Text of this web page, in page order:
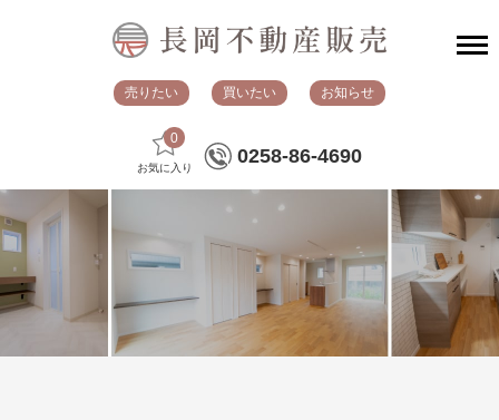
売りたい 買いたい お知らせ
0
お気に入り
0258-86-4690